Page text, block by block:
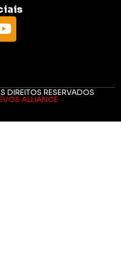
DIREITOS RESERVADOS
ALLIANCE